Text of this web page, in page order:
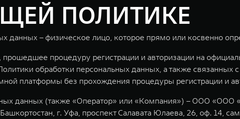
ПОЛИТИКЕ
данных – физическое лицо, которое прямо или косвенно
прошедшее процедуру регистрации и авторизации на
обработки персональных данных, а также
платформы без прохождения процедуры регистрации и
данных (также «Оператор» или «Компания») – ООО
г. Уфа, проспект Салавата Юлаева, 26, оф. 14,